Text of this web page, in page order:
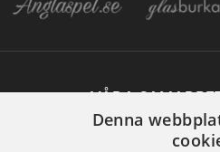
VÅRA
Denna